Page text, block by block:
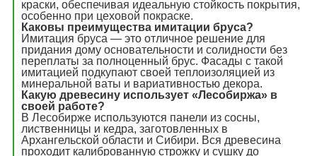
краски, обеспечивая идеальную стойкость покрытия,
особенно при цеховой покраске.
Каковы преимущества имитации бруса?
Имитация бруса — это отличное решение для
придания дому основательности и солидности без
переплаты за полноценный брус. Фасады с такой
имитацией подкупают своей теплоизоляцией из
минеральной ваты и вариативностью декора.
Какую древесину использует «Лесобиржа» в
своей работе?
В Лесобирже используются панели из сосны,
лиственницы и кедра, заготовленных в
Архангельской области и Сибири. Вся древесина
проходит калиброванную строжку и сушку до